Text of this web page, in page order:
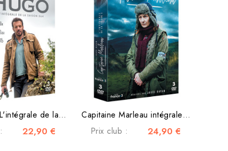
Alex Hugo L'intégrale de la saison 3 & 4
22,90 €
Capitaine Marleau intégrale saison 2
Prix club :
24,90 €